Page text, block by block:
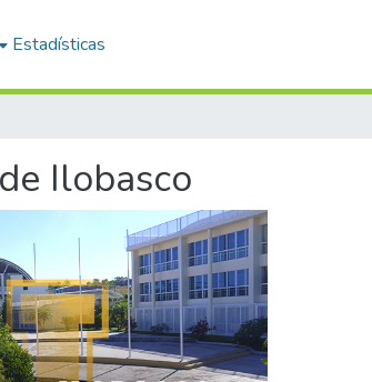
Estadísticas
Ilobasco